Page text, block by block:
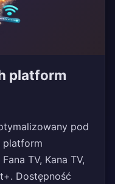
platform
pod
platform
TV, Kana TV,
Dostępność